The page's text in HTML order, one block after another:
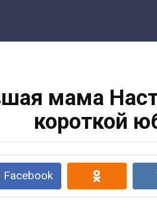
мама
короткой
Facebook